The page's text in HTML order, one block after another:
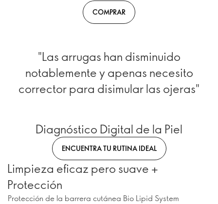
COMPRAR
"Las arrugas han disminuido
notablemente y apenas necesito
corrector para disimular las ojeras"
Diagnóstico Digital de la Piel
ENCUENTRA TU RUTINA IDEAL
Limpieza eficaz pero suave +
Protección
Protección de la barrera cutánea Bio Lipid System